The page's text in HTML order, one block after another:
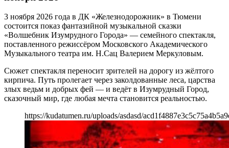
3 ноября 2026 года в ДК «Железнодорожник» в Тюмени
состоится показ фантазийной музыкальной сказки
«Волшебник Изумрудного Города» — семейного спектакля,
поставленного режиссёром Московского Академического
Музыкального театра им. Н.Сац Валерием Меркуловым.
Сюжет спектакля переносит зрителей на дорогу из жёлтого
кирпича. Путь пролегает через заколдованные леса, царства
злых ведьм и добрых фей — и ведёт в Изумрудный Город,
сказочный мир, где любая мечта становится реальностью.
https://kudatumen.ru/uploads/asdasd/